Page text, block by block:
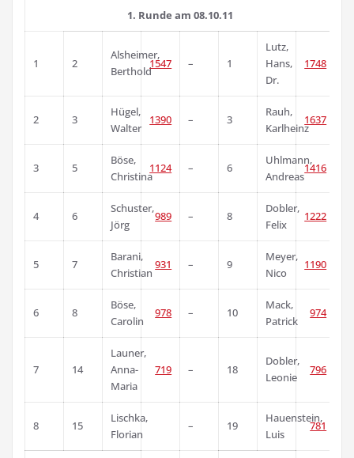
1. Runde am 08.10.11
1 2
Alsheimer,
Berthold
1547 – 1
Lutz,
Hans,
Dr.
1748
2 3
Hügel,
Walter
1390 – 3
Rauh,
Karlheinz
1637
3 5
Böse,
Christina
1124 – 6
Uhlmann,
Andreas
1416
4 6
Schuster,
Jörg
989 – 8
Dobler,
Felix
1222
5 7
Barani,
Christian
931 – 9
Meyer,
Nico
1190
6 8
Böse,
Carolin
978 – 10
Mack,
Patrick
974
7 14
Launer,
Anna-
Maria
719 – 18
Dobler,
Leonie
796
8 15
Lischka,
Florian
– 19
Hauenstein,
Luis
781